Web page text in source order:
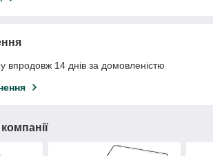
впродовж 14 днів за домовленістю